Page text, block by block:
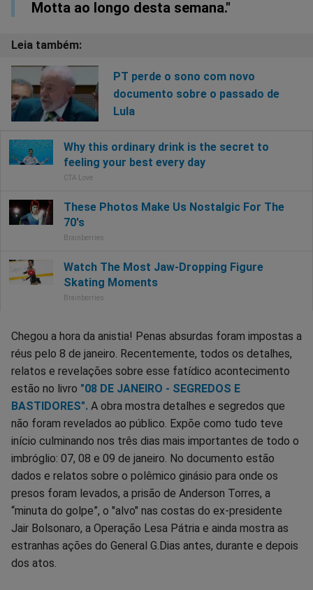
Motta ao longo desta semana."
PT perde o sono com novo
documento sobre o passado de
Lula
Chegou a hora da anistia! Penas absurdas foram impostas a
réus pelo 8 de janeiro. Recentemente, todos os detalhes,
relatos e revelações sobre esse fatídico acontecimento
estão no livro "08 DE JANEIRO - SEGREDOS E
BASTIDORES". A obra mostra detalhes e segredos que
não foram revelados ao público. Expõe como tudo teve
início culminando nos três dias mais importantes de todo o
imbróglio: 07, 08 e 09 de janeiro. No documento estão
dados e relatos sobre o polêmico ginásio para onde os
presos foram levados, a prisão de Anderson Torres, a
“minuta do golpe”, o "alvo" nas costas do ex-presidente
Jair Bolsonaro, a Operação Lesa Pátria e ainda mostra as
estranhas ações do General G.Dias antes, durante e depois
dos atos.